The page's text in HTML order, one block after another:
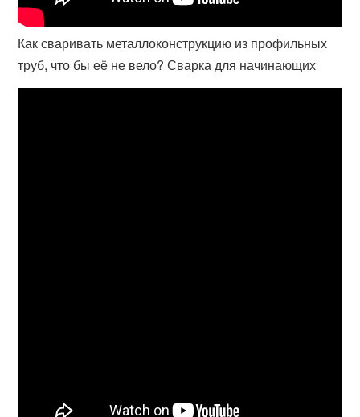
Как сваривать металлоконструкцию из профильных
труб, что бы её не вело? Сварка для начинающих